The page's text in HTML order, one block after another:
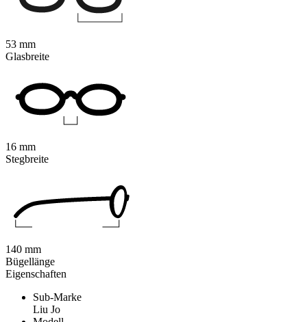
Eigenschaften
Sub-Marke
Liu Jo
53 mm
Glasbreite
16 mm
Stegbreite
140 mm
Bügellänge